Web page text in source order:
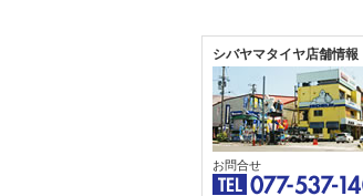
シバヤマタイヤ店舗情報
お問合せ